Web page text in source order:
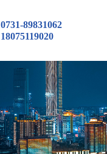
0731-89831062
18075119020